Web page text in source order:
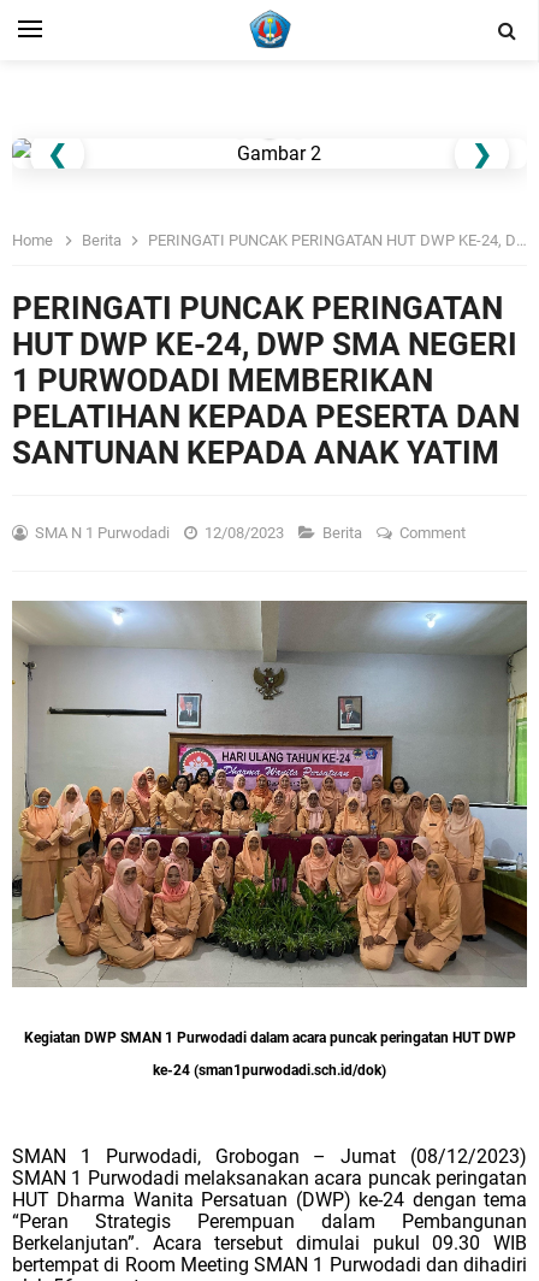
❮ ❯
Home Berita PERINGATI PUNCAK PERINGATAN HUT DWP KE-24, DWP SMA NEGERI 1 PURWODADI MEMBERIKAN PELATIHAN KEPADA PESERTA DAN SANTUNAN KEPADA ANAK YATIM
PERINGATI PUNCAK PERINGATAN
HUT DWP KE-24, DWP SMA NEGERI
1 PURWODADI MEMBERIKAN
PELATIHAN KEPADA PESERTA DAN
SANTUNAN KEPADA ANAK YATIM
SMA N 1 Purwodadi 12/08/2023 Berita Comment
Kegiatan DWP SMAN 1 Purwodadi dalam acara puncak peringatan HUT DWP
ke-24 (sman1purwodadi.sch.id/dok)
SMAN 1 Purwodadi, Grobogan –
Jumat (08/12/2023)
SMAN 1 Purwodadi melaksanakan acara puncak peringatan
HUT Dharma Wanita Persatuan (DWP) ke-24 dengan tema
“Peran Strategis Perempuan dalam Pembangunan
Berkelanjutan”. Acara tersebut dimulai pukul 09.30 WIB
bertempat di Room Meeting SMAN 1 Purwodadi dan dihadiri